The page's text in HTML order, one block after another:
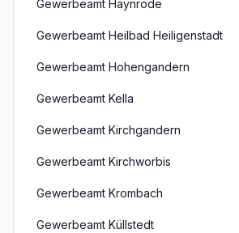
Gewerbeamt Haynrode
Gewerbeamt Heilbad Heiligenstadt
Gewerbeamt Hohengandern
Gewerbeamt Kella
Gewerbeamt Kirchgandern
Gewerbeamt Kirchworbis
Gewerbeamt Krombach
Gewerbeamt Küllstedt